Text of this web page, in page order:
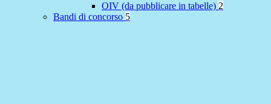
OIV (da pubblicare in tabelle) 2
Bandi di concorso 5